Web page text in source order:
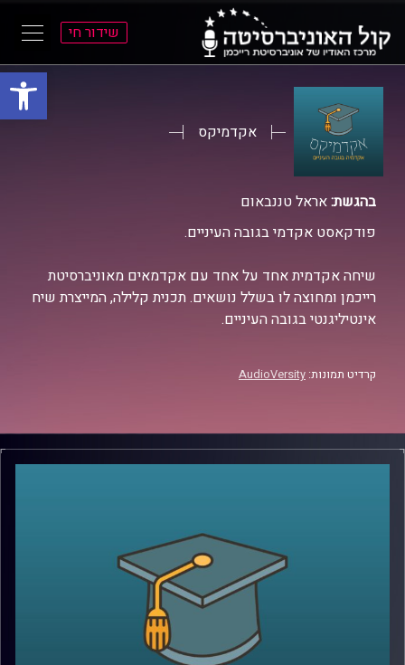
פתח
שידור חי
אקדמיקס
בהגשת:אראל טננבאום
פודקאסט אקדמי בגובה העיניים.
שיחה אקדמית אחד על אחד עם אקדמאים מאוניברסיטת
רייכמן ומחוצה לו בשלל נושאים. תכנית קלילה, המייצרת שיח
אינטיליגנטי בגובה העיניים.
קרדיט תמונות: AudioVersity